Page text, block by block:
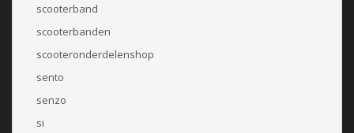
scooterband
scooterbanden
scooteronderdelenshop
sento
senzo
si